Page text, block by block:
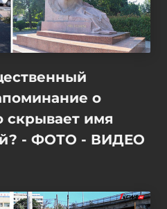
о
скрывает имя
- ФОТО - ВИДЕО